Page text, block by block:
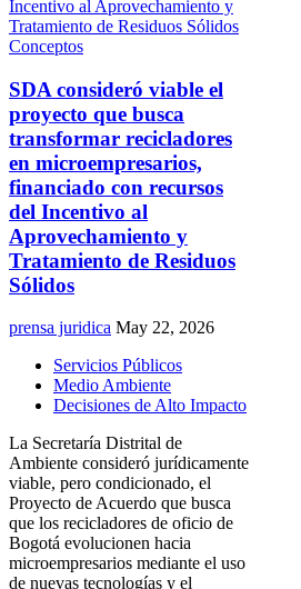
Conceptos
SDA consideró viable el
proyecto que busca
transformar recicladores
en microempresarios,
financiado con recursos
del Incentivo al
Aprovechamiento y
Tratamiento de Residuos
Sólidos
prensa juridica May 22, 2026
Servicios Públicos
Medio Ambiente
Decisiones de Alto Impacto
La Secretaría Distrital de
Ambiente consideró jurídicamente
viable, pero condicionado, el
Proyecto de Acuerdo que busca
que los recicladores de oficio de
Bogotá evolucionen hacia
microempresarios mediante el uso
de nuevas tecnologías y el